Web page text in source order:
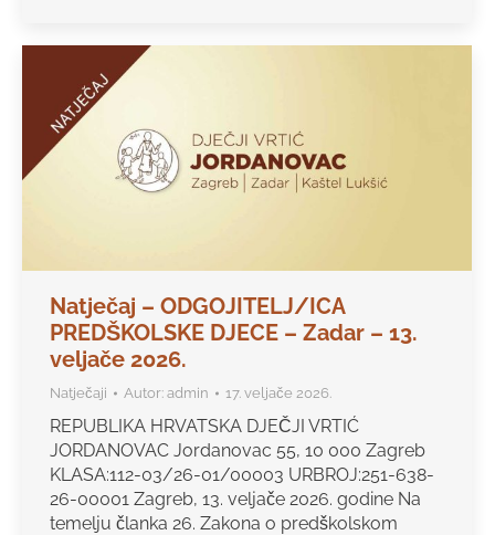
Natječaj – ODGOJITELJ/ICA
PREDŠKOLSKE DJECE – Zadar – 13.
veljače 2026.
Natječaji Autor: admin 17. veljače 2026.
REPUBLIKA HRVATSKA DJEČJI VRTIĆ
JORDANOVAC Jordanovac 55, 10 000 Zagreb
KLASA:112-03/26-01/00003 URBROJ:251-638-
26-00001 Zagreb, 13. veljače 2026. godine Na
temelju članka 26. Zakona o predškolskom